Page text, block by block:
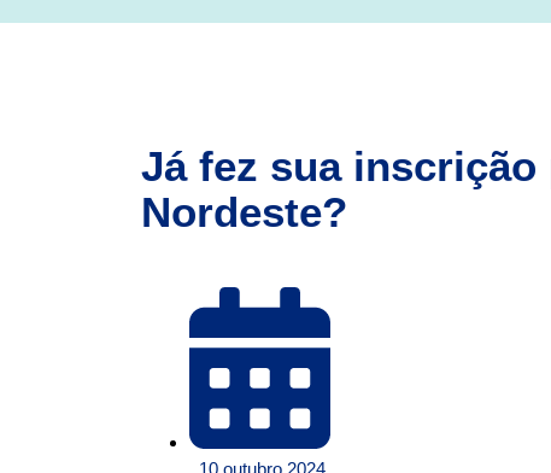
Já fez sua inscrição
Nordeste?
10 outubro 2024